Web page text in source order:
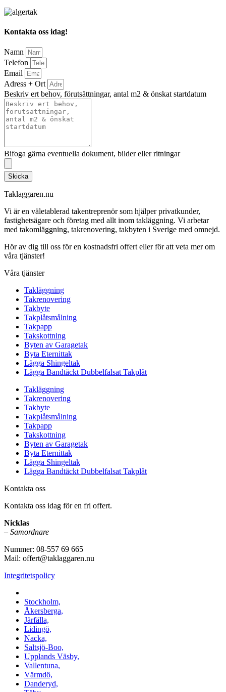
Kontakta oss idag!
Namn
Telefon
Email
Adress + Ort
Beskriv ert behov, förutsättningar, antal m2 & önskat startdatum
Bifoga gärna eventuella dokument, bilder eller ritningar
Skicka
Taklaggaren.nu
Vi är en väletablerad takentreprenör som hjälper privatkunder,
fastighetsägare och företag med allt inom takläggning. Vi arbetar
med takomläggning, takrenovering, takbyten i Sverige med omnejd.
Hör av dig till oss för en kostnadsfri offert eller för att veta mer om
våra tjänster!
Våra tjänster
Takläggning
Takrenovering
Takbyte
Takplåtsmålning
Takpapp
Takskottning
Byten av Garagetak
Byta Eternittak
Lägga Shingeltak
Lägga Bandtäckt Dubbelfalsat Takplåt
Takläggning
Takrenovering
Takbyte
Takplåtsmålning
Takpapp
Takskottning
Byten av Garagetak
Byta Eternittak
Lägga Shingeltak
Lägga Bandtäckt Dubbelfalsat Takplåt
Kontakta oss
Kontakta oss idag för en fri offert.
Nicklas
– Samordnare
Nummer: 08-557 69 665
Mail: offert@taklaggaren.nu
Integritetspolicy
Stockholm,
Åkersberga,
Järfälla,
Lidingö,
Nacka,
Saltsjö-Boo,
Upplands Väsby,
Vallentuna,
Värmdö,
Danderyd,